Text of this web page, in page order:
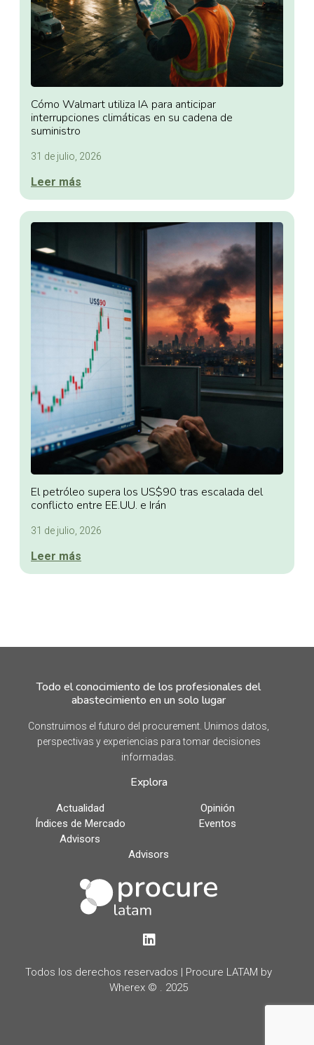
Cómo Walmart utiliza IA para anticipar
interrupciones climáticas en su cadena de
suministro
31 de julio, 2026
Leer más
El petróleo supera los US$90 tras escalada del
conflicto entre EE.UU. e Irán
31 de julio, 2026
Leer más
Todo el conocimiento de los profesionales del
abastecimiento en un solo lugar
Construimos el futuro del procurement. Unimos datos,
perspectivas y experiencias para tomar decisiones
informadas.
Explora
Actualidad
Opinión
Índices de Mercado
Eventos
Advisors
Advisors
LinkedIn
Todos los derechos reservados | Procure LATAM by
Wherex © . 2025